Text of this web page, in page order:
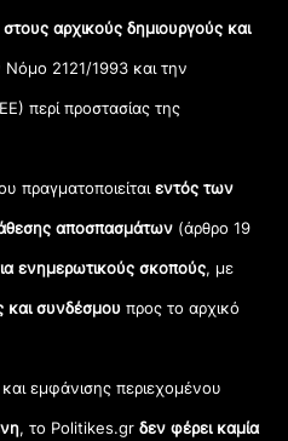
αρχικούς δημιουργούς και
2121/1993 και την
περί προστασίας της
πραγματοποιείταιεντός των
αποσπασμάτων (άρθρο 19
ενημερωτικούς σκοπούς, με
και συνδέσμου προς το αρχικό
εμφάνισης περιεχομένου
, το Politikes.grδεν φέρει καμία